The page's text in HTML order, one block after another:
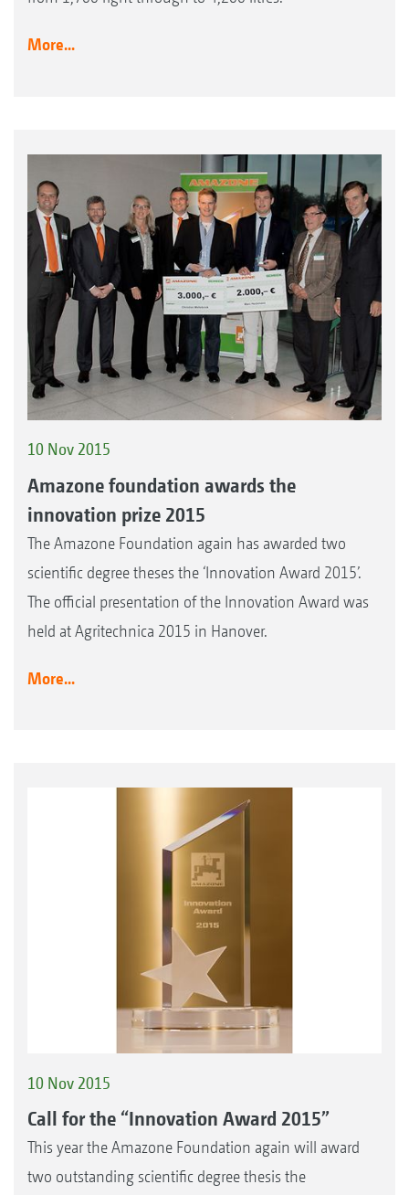
More...
10 Nov 2015
Amazone foundation awards the
innovation prize 2015
The Amazone Foundation again has awarded two
scientific degree theses the ‘Innovation Award 2015’.
The official presentation of the Innovation Award was
held at Agritechnica 2015 in Hanover.
More...
10 Nov 2015
Call for the “Innovation Award 2015”
This year the Amazone Foundation again will award
two outstanding scientific degree thesis the